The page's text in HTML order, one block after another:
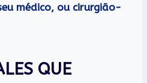
médico, ou cirurgião-
QUE